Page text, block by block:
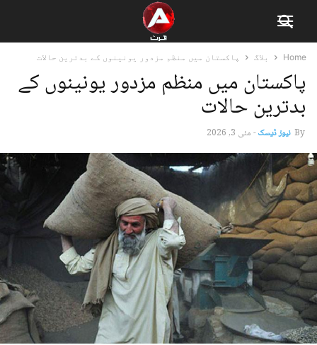
Home بلاگ پاکستان میں منظم مزدور یونینوں کے بدترین حالات
پاکستان میں منظم مزدور یونینوں کے
بدترین حالات
By نیوز ڈیسک-مئی 3, 2026